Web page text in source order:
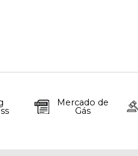
Mercado de
Gás